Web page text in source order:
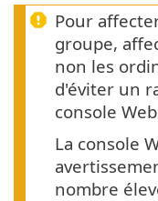
Pour
groupe,
non les
d'éviter un
console
La console
nombre